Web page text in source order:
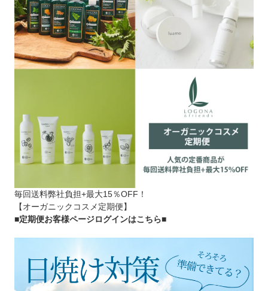
毎回送料弊社負担+最大15％OFF！
【オーガニックコスメ定期便】
■定期便お客様ページログインはこちら■